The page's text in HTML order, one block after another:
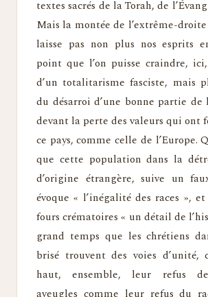
textes sacrés de la Torah, de
Mais la montée de l’extrême-
laisse pas non plus nos esprits
point que l’on puisse craindre,
d’un totalitarisme fasciste, mais
du désarroi d’une bonne partie
devant la perte des valeurs qui ont
ce pays, comme celle de l’Europe.
que cette population dans la
d’origine étrangère, suive un
évoque « l’inégalité des races »,
fours crématoires « un détail de
grand temps que les chrétiens
brisé trouvent des voies d’unité,
haut, ensemble, leur refus
aveugles comme leur refus du